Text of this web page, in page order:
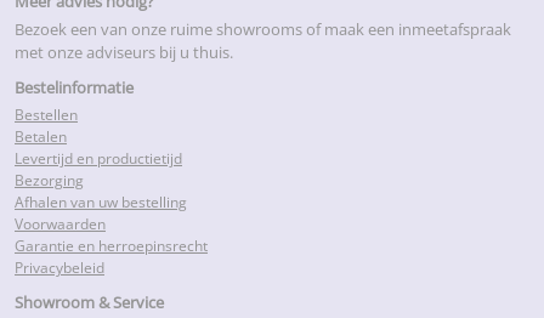
Bezoek een van onze ruime showrooms of maak een inmeetafspraak
met onze adviseurs bij u thuis.
Bestelinformatie
Bestellen
Betalen
Levertijd en productietijd
Bezorging
Afhalen van uw bestelling
Voorwaarden
Garantie en herroepinsrecht
Privacybeleid
Showroom & Service